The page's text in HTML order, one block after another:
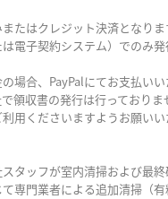
たはクレジット決済となりま
電子契約システム）でのみ
場合、PayPalにてお支払い
領収書の発行は行っておりま
用くださいますようお願いい
タッフが室内清掃および最
専門業者による追加清掃（